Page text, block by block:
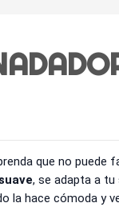
que no puede
, se adapta a tu
la hace cómoda y